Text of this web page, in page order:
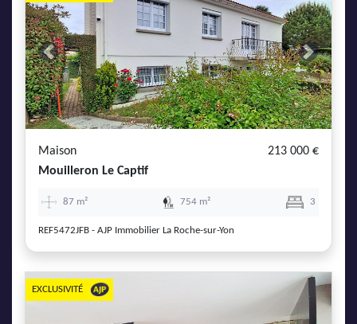
Previous Next
Maison
213 000 €
Mouilleron Le Captif
87 m² 754 m² 3
REF5472JFB - AJP Immobilier La Roche-sur-Yon
EXCLUSIVITÉ